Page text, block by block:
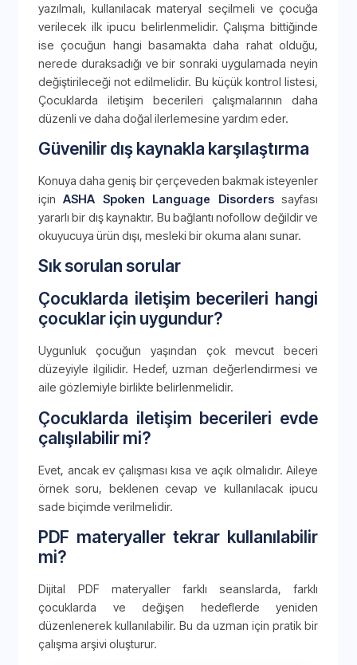
yazılmalı, kullanılacak materyal seçilmeli ve çocuğa
verilecek ilk ipucu belirlenmelidir. Çalışma bittiğinde
ise çocuğun hangi basamakta daha rahat olduğu,
nerede duraksadığı ve bir sonraki uygulamada neyin
değiştirileceği not edilmelidir. Bu küçük kontrol listesi,
Çocuklarda iletişim becerileri çalışmalarının daha
düzenli ve daha doğal ilerlemesine yardım eder.
Güvenilir dış kaynakla karşılaştırma
Konuya daha geniş bir çerçeveden bakmak isteyenler
içinASHA Spoken Language Disorderssayfası
yararlı bir dış kaynaktır. Bu bağlantı nofollow değildir ve
okuyucuya ürün dışı, mesleki bir okuma alanı sunar.
Sık sorulan sorular
Çocuklarda iletişim becerileri hangi
çocuklar için uygundur?
Uygunluk çocuğun yaşından çok mevcut beceri
düzeyiyle ilgilidir. Hedef, uzman değerlendirmesi ve
aile gözlemiyle birlikte belirlenmelidir.
Çocuklarda iletişim becerileri evde
çalışılabilir mi?
Evet, ancak ev çalışması kısa ve açık olmalıdır. Aileye
örnek soru, beklenen cevap ve kullanılacak ipucu
sade biçimde verilmelidir.
PDF materyaller tekrar kullanılabilir
mi?
Dijital PDF materyaller farklı seanslarda, farklı
çocuklarda ve değişen hedeflerde yeniden
düzenlenerek kullanılabilir. Bu da uzman için pratik bir
çalışma arşivi oluşturur.